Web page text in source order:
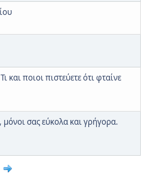
και ποιοι πιστεύετε ότι φταίνε
μόνοι σας εύκολα και γρήγορα.